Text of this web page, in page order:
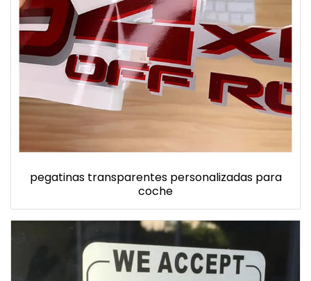
pegatinas transparentes personalizadas para
coche